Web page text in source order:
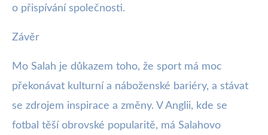
o přispívání společnosti.
Závěr
Mo Salah je důkazem toho, že sport má moc
překonávat kulturní a náboženské bariéry, a stávat
se zdrojem inspirace a změny. V Anglii, kde se
fotbal těší obrovské popularitě, má Salahovo